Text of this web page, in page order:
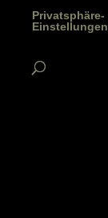
Privatsphäre-
Einstellungen